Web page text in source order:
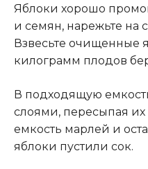
Яблоки хорошо
и семян, нарежьте на
Взвесьте очищенные
килограмм плодов
В подходящую
слоями, пересыпая их
емкость марлей и
яблоки пустили сок.